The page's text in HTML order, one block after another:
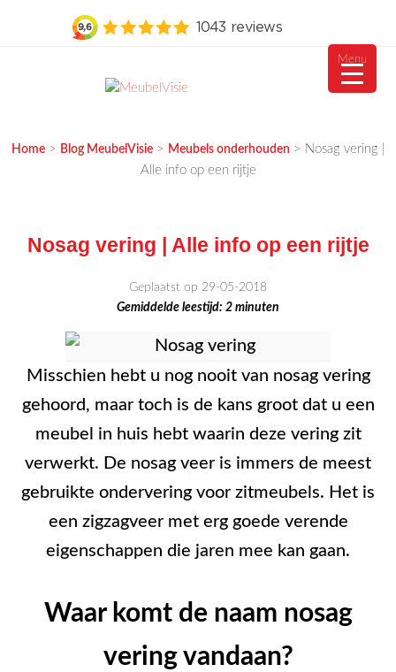
inhoud
Home > Blog MeubelVisie > Meubels onderhouden > Nosag vering |
Alle info op een rijtje
Nosag vering | Alle info op een rijtje
Geplaatst op 29-05-2018
Gemiddelde leestijd: 2 minuten
Misschien hebt u nog nooit van nosag vering
gehoord, maar toch is de kans groot dat u een
meubel in huis hebt waarin deze vering zit
verwerkt. De nosag veer is immers de meest
gebruikte ondervering voor zitmeubels. Het is
een zigzagveer met erg goede verende
eigenschappen die jaren mee kan gaan.
Waar komt de naam nosag
vering vandaan?
Menu